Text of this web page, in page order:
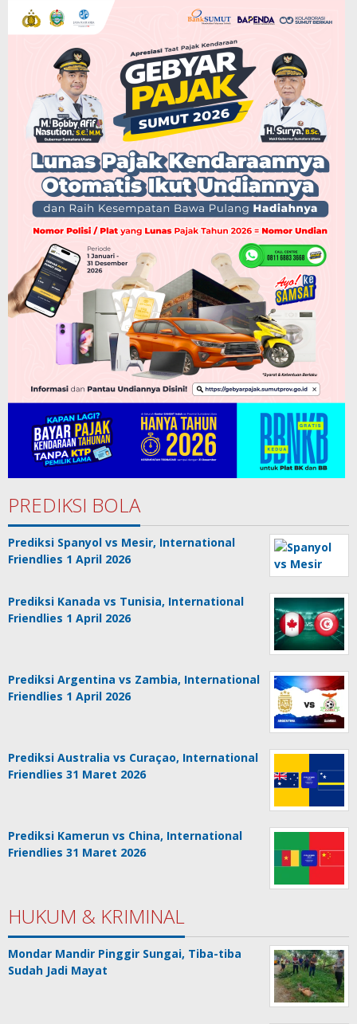
PREDIKSI BOLA
Prediksi Spanyol vs Mesir, International
Friendlies 1 April 2026
Prediksi Kanada vs Tunisia, International
Friendlies 1 April 2026
Prediksi Argentina vs Zambia, International
Friendlies 1 April 2026
Prediksi Australia vs Curaçao, International
Friendlies 31 Maret 2026
Prediksi Kamerun vs China, International
Friendlies 31 Maret 2026
HUKUM & KRIMINAL
Mondar Mandir Pinggir Sungai, Tiba-tiba
Sudah Jadi Mayat